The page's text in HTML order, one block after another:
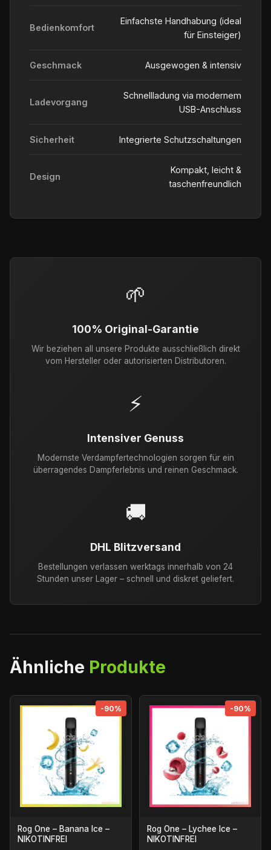
Bedienkomfort
Einfachste Handhabung (ideal
für Einsteiger)
Geschmack Ausgewogen & intensiv
Ladevorgang
Schnellladung via modernem
USB-Anschluss
Sicherheit Integrierte Schutzschaltungen
Design
Kompakt, leicht &
taschenfreundlich
🌱
100% Original-Garantie
Wir beziehen all unsere Produkte ausschließlich direkt
vom Hersteller oder autorisierten Distributoren.
⚡
Intensiver Genuss
Modernste Verdampfertechnologien sorgen für ein
überragendes Dampferlebnis und reinen Geschmack.
🚚
DHL Blitzversand
Bestellungen verlassen werktags innerhalb von 24
Stunden unser Lager – schnell und diskret geliefert.
Ähnliche Produkte
-90%
Rog One – Banana Ice –
NIKOTINFREI
-90%
Rog One – Lychee Ice –
NIKOTINFREI